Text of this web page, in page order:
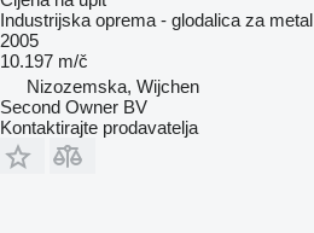
Industrijska oprema - glodalica za metal
2005
10.197 m/č
Nizozemska, Wijchen
Second Owner BV
Kontaktirajte prodavatelja